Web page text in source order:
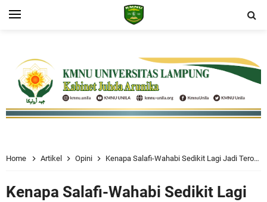
Home Artikel Opini Kenapa Salafi-Wahabi Sedikit Lagi Jadi Teroris?
Kenapa Salafi-Wahabi Sedikit Lagi